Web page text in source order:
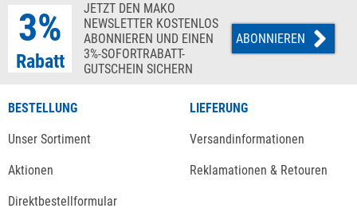
3%
Rabatt
JETZT DEN MAKO
NEWSLETTER KOSTENLOS
ABONNIEREN UND EINEN
3%-SOFORTRABATT-
GUTSCHEIN SICHERN
ABONNIEREN
BESTELLUNG
Unser Sortiment
Aktionen
Direktbestellformular
LIEFERUNG
Versandinformationen
Reklamationen & Retouren